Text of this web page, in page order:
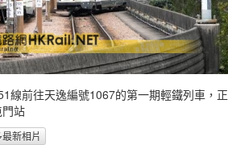
線前往天逸編號1067的第一期輕鐵列車，正
站
新相片